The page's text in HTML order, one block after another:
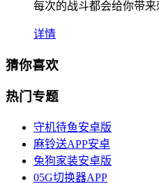
每次的战斗都会给你带来
详情
猜你喜欢
热门专题
守机待鱼安卓版
麻铃送APP安卓
兔狗家装安卓版
05G切换器APP